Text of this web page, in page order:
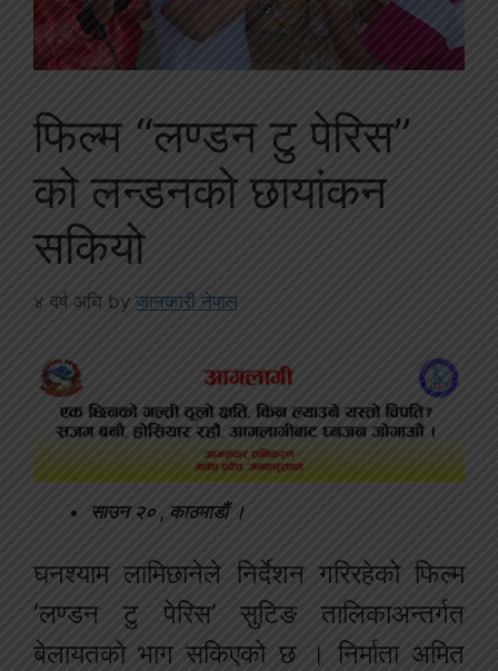
फिल्म “लण्डन टु पेरिस”
को लन्डनको छायांकन
सकियो
४ वर्ष अघि by जानकारी नेपाल
साउन २० , काठमाडौं ।
घनश्याम लामिछानेले निर्देशन गरिरहेको फिल्म
‘लण्डन टु पेरिस’ सुटिङ तालिकाअन्तर्गत
बेलायतको भाग सकिएको छ । निर्माता अमित